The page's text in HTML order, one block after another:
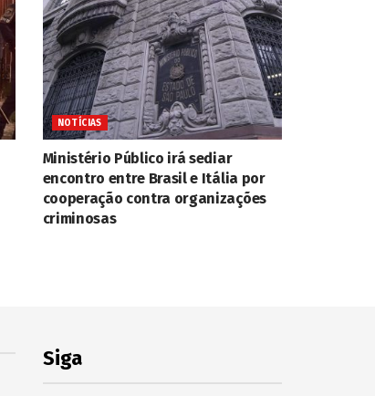
NOTÍCIAS
Ministério Público irá sediar
encontro entre Brasil e Itália por
cooperação contra organizações
criminosas
Siga